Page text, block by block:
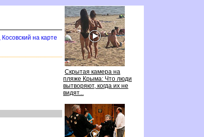
Скрытая камера на
пляже Крыма: Что люди
ытворяют, когда их не
идят...
на карте